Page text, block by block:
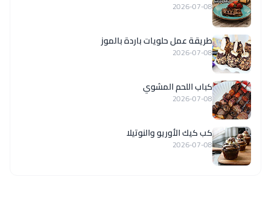
2026-07-08
طريقة عمل حلويات باردة بالموز
2026-07-08
كباب اللحم المشوي
2026-07-08
كب كيك الأوريو والنوتيلا
2026-07-08